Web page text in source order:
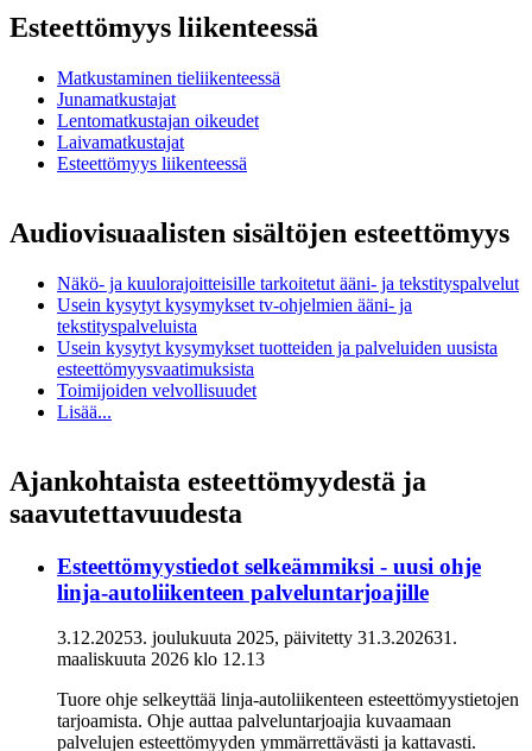
Esteettömyys liikenteessä
Matkustaminen tieliikenteessä
Junamatkustajat
Lentomatkustajan oikeudet
Laivamatkustajat
Esteettömyys liikenteessä
Audiovisuaalisten sisältöjen esteettömyys
Näkö- ja kuulorajoitteisille tarkoitetut ääni- ja tekstityspalvelut
Usein kysytyt kysymykset tv-ohjelmien ääni- ja
tekstityspalveluista
Usein kysytyt kysymykset tuotteiden ja palveluiden uusista
esteettömyysvaatimuksista
Toimijoiden velvollisuudet
Lisää...
Ajankohtaista esteettömyydestä ja
saavutettavuudesta
Esteettömyystiedot selkeämmiksi - uusi ohje
linja-autoliikenteen palveluntarjoajille
3.12.20253. joulukuuta 2025, päivitetty 31.3.202631.
maaliskuuta 2026 klo 12.13
Tuore ohje selkeyttää linja-autoliikenteen esteettömyystietojen
tarjoamista. Ohje auttaa palveluntarjoajia kuvaamaan
palvelujen esteettömyyden ymmärrettävästi ja kattavasti.